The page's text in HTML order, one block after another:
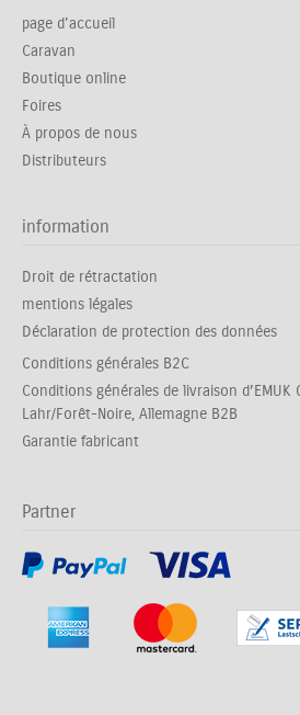
page d'accueil
Caravan
Boutique online
Foires
À propos de nous
Distributeurs
information
Droit de rétractation
mentions légales
Déclaration de protection des données
Conditions générales B2C
Conditions générales de livraison d’EMUK
Lahr/Forêt-Noire, Allemagne B2B
Garantie fabricant
Partner